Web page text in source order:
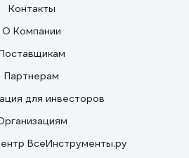
Контакты
О Компании
Партнерам
для инвесторов
ВсеИнструменты.ру